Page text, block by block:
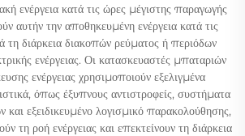
ενέργεια κατά τις ώρες μέγιστης παραγωγής
αυτήν την αποθηκευμένη ενέργεια κατά τις
τη διάρκεια διακοπών ρεύματος ή περιόδων
ενέργειας. Οι κατασκευαστές μπαταριών
ενέργειας χρησιμοποιούν εξελιγμένα
όπως έξυπνους αντιστροφείς, συστήματα
και εξειδικευμένο λογισμικό παρακολούθησης,
τη ροή ενέργειας και επεκτείνουν τη διάρκεια